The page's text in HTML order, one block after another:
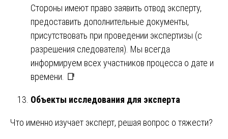
Стороны имеют право заявить отвод эксперту,
предоставить дополнительные документы,
присутствовать при проведении экспертизы (с
разрешения следователя). Мы всегда
информируем всех участников процесса о дате и
времени. 📑
Объекты исследования для эксперта
Что именно изучает эксперт, решая вопрос о тяжести?